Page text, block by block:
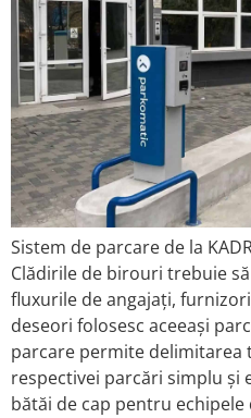
Sistem de parcare de la
Clădirile de birouri trebuie
fluxurile de angajați,
deseori folosesc aceeași
parcare permite
respectivei parcări simplu și
bătăi de cap pentru